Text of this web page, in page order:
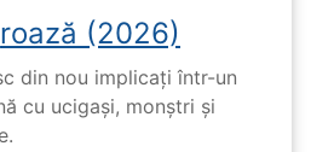
(2026)
din nou implicați într-un
cu ucigași, monștri și